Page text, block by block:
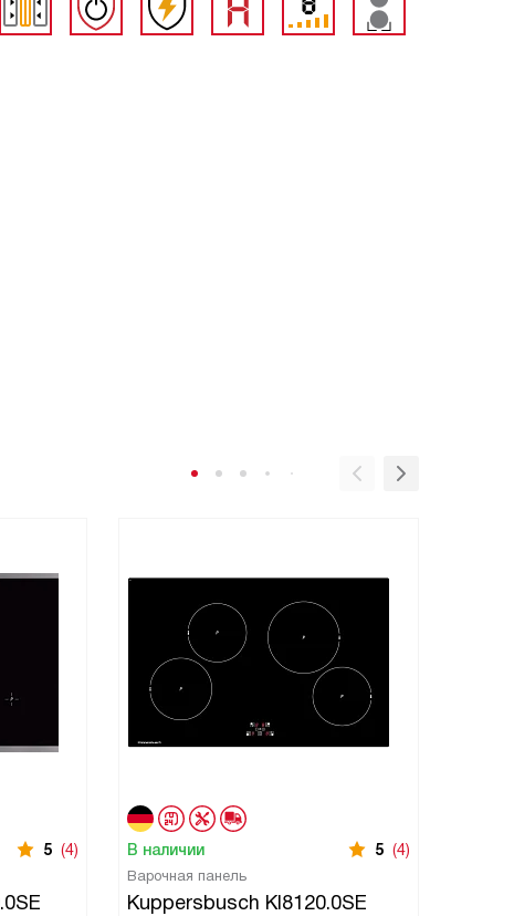
5 (4) В наличии 5 (4)
Варочная панель
Kuppersbusch KI8120.0SE